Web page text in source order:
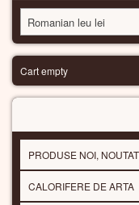
Romanian leu lei
Cart empty
PRODUSE NOI,
CALORIFERE DE ARTA